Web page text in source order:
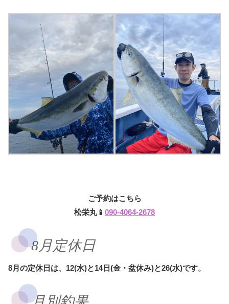
ご予約はこちら
松栄丸📱 090-4064-2678
8月定休日
8月の定休日は、12(水)と14日(金・盆休み)と26(水)です。